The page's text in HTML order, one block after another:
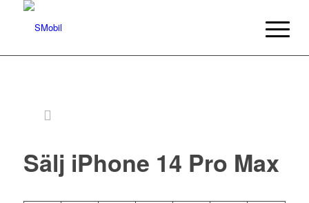
Sälj iPhone 14 Pro Max